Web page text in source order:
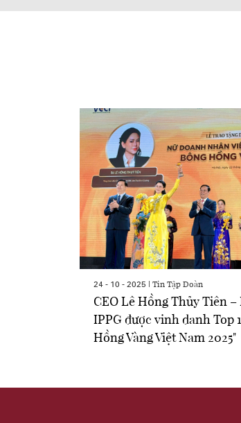
24 - 10 - 2025 | Tin Tập Đoàn
CEO Lê Hồng Thủy Tiên –
IPPG được vinh danh Top
Hồng Vàng Việt Nam 2025"